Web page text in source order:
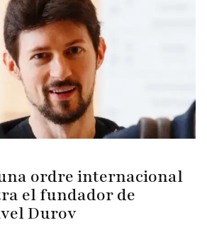
ordre internacional
el fundador de
Durov